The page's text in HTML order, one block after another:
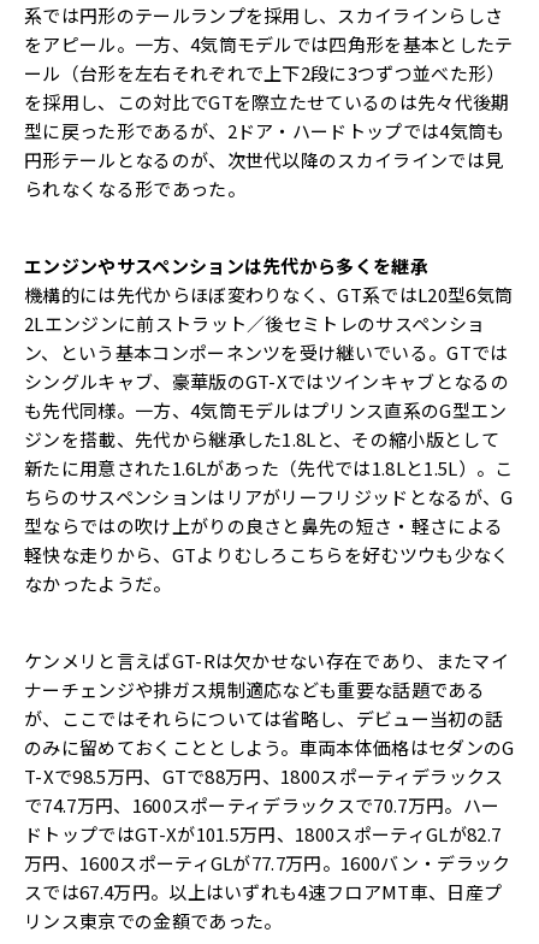
系では円形のテールランプを採用し、スカイラインらしさ
をアピール。一方、4気筒モデルでは四角形を基本としたテ
ール（台形を左右それぞれで上下2段に3つずつ並べた形）
を採用し、この対比でGTを際立たせているのは先々代後期
型に戻った形であるが、2ドア・ハードトップでは4気筒も
円形テールとなるのが、次世代以降のスカイラインでは見
られなくなる形であった。
エンジンやサスペンションは先代から多くを継承
機構的には先代からほぼ変わりなく、GT系ではL20型6気筒
2Lエンジンに前ストラット／後セミトレのサスペンショ
ン、という基本コンポーネンツを受け継いでいる。GTでは
シングルキャブ、豪華版のGT-Xではツインキャブとなるの
も先代同様。一方、4気筒モデルはプリンス直系のG型エン
ジンを搭載、先代から継承した1.8Lと、その縮小版として
新たに用意された1.6Lがあった（先代では1.8Lと1.5L）。こ
ちらのサスペンションはリアがリーフリジッドとなるが、G
型ならではの吹け上がりの良さと鼻先の短さ・軽さによる
軽快な走りから、GTよりむしろこちらを好むツウも少なく
なかったようだ。
ケンメリと言えばGT-Rは欠かせない存在であり、またマイ
ナーチェンジや排ガス規制適応なども重要な話題である
が、ここではそれらについては省略し、デビュー当初の話
のみに留めておくこととしよう。車両本体価格はセダンのG
T-Xで98.5万円、GTで88万円、1800スポーティデラックス
で74.7万円、1600スポーティデラックスで70.7万円。ハー
ドトップではGT-Xが101.5万円、1800スポーティGLが82.7
万円、1600スポーティGLが77.7万円。1600バン・デラック
スでは67.4万円。以上はいずれも4速フロアMT車、日産プ
リンス東京での金額であった。